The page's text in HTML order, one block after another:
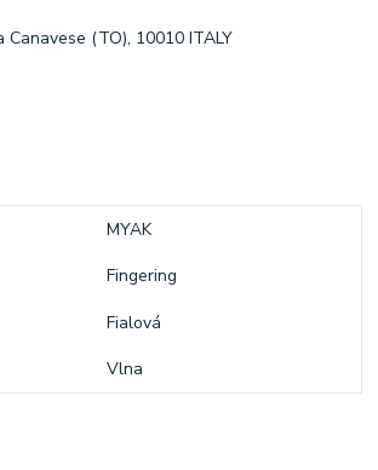
Canavese (TO), 10010 ITALY
MYAK
Fingering
Fialová
Vlna